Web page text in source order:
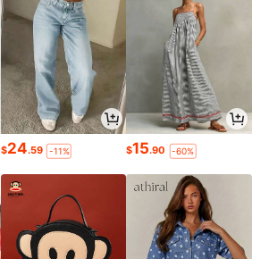
$24.59 -11% $15.90 -60%